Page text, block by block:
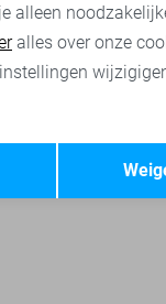
Terug
alleen
alles over onze